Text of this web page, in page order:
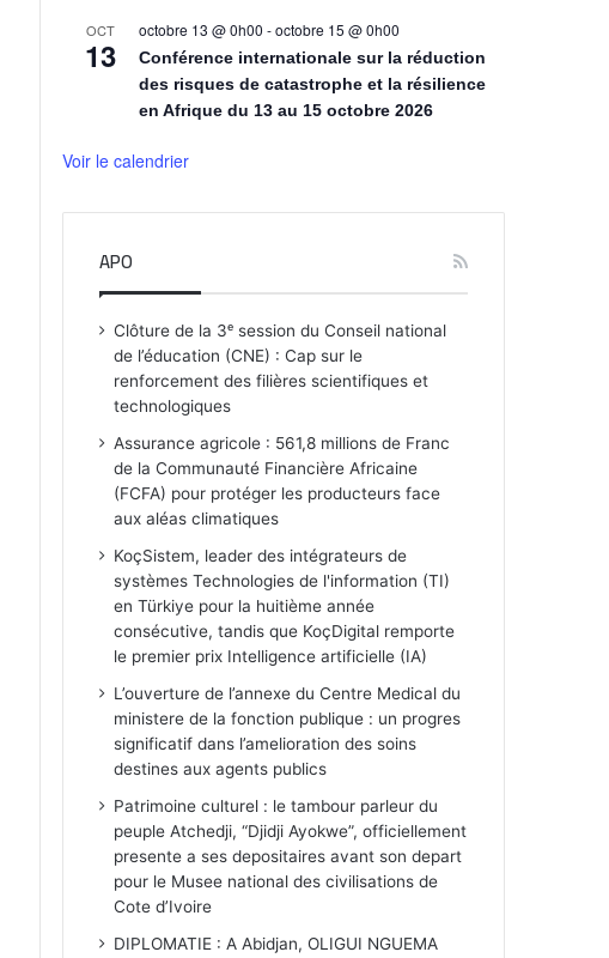
OCT
13
octobre 13 @ 0h00 -octobre 15 @ 0h00
Conférence internationale sur la réduction
des risques de catastrophe et la résilience
en Afrique du 13 au 15 octobre 2026
Voir le calendrier
APO
Clôture de la 3ᵉ session du Conseil national
de l’éducation (CNE) : Cap sur le
renforcement des filières scientifiques et
technologiques
Assurance agricole : 561,8 millions de Franc
de la Communauté Financière Africaine
(FCFA) pour protéger les producteurs face
aux aléas climatiques
KoçSistem, leader des intégrateurs de
systèmes Technologies de l'information (TI)
en Türkiye pour la huitième année
consécutive, tandis que KoçDigital remporte
le premier prix Intelligence artificielle (IA)
L’ouverture de l’annexe du Centre Medical du
ministere de la fonction publique : un progres
significatif dans l’amelioration des soins
destines aux agents publics
Patrimoine culturel : le tambour parleur du
peuple Atchedji, “Djidji Ayokwe”, officiellement
presente a ses depositaires avant son depart
pour le Musee national des civilisations de
Cote d’Ivoire
DIPLOMATIE : A Abidjan, OLIGUI NGUEMA